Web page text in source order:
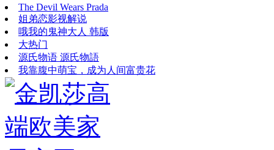
The Devil Wears Prada
姐弟恋影视解说
哦我的鬼神大人 韩版
大热门
源氏物语 源氏物語
我靠腹中萌宝，成为人间富贵花